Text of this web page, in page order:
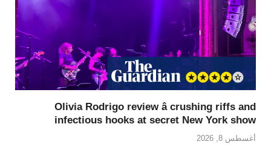
Olivia Rodrigo review â crushing riffs and
infectious hooks at secret New York show
أغسطس 8, 2026